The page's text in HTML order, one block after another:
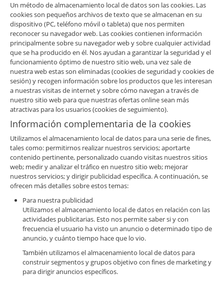
Un método de almacenamiento local de datos son las cookies. Las
cookies son pequeños archivos de texto que se almacenan en su
dispositivo (PC, teléfono móvil o tableta) que nos permiten
reconocer su navegador web. Las cookies contienen información
principalmente sobre su navegador web y sobre cualquier actividad
que se ha producido en él. Nos ayudan a garantizar la seguridad y el
funcionamiento óptimo de nuestro sitio web, una vez sale de
nuestra web estas son eliminadas (cookies de seguridad y cookies de
sesión) y recogen información sobre los productos que les interesan
a nuestras visitas de internet y sobre cómo navegan a través de
nuestro sitio web para que nuestras ofertas online sean más
atractivas para los usuarios (cookies de seguimiento).
Información complementaria de la cookies
Utilizamos el almacenamiento local de datos para una serie de fines,
tales como: permitirnos realizar nuestros servicios; aportarte
contenido pertinente, personalizado cuando visitas nuestros sitios
web; medir y analizar el tráfico en nuestro sitio web; mejorar
nuestros servicios; y dirigir publicidad específica. A continuación, se
ofrecen más detalles sobre estos temas:
Para nuestra publicidad
Utilizamos el almacenamiento local de datos en relación con las
actividades publicitarias. Esto nos permite saber si y con
frecuencia el usuario ha visto un anuncio o determinado tipo de
anuncio, y cuánto tiempo hace que lo vio.
También utilizamos el almacenamiento local de datos para
construir segmentos y grupos objetivo con fines de marketing y
para dirigir anuncios específicos.